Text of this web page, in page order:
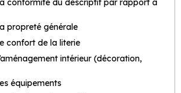
conformité du descriptif par rapport à
propreté générale
confort de la literie
intérieur (décoration,
équipements